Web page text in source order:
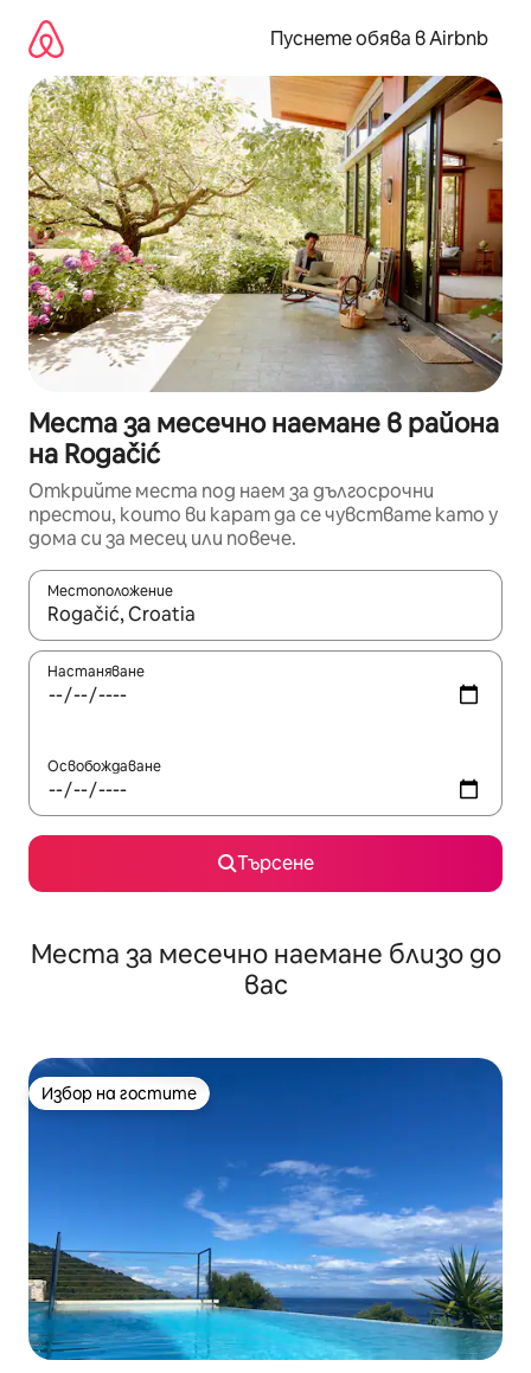
съдържанието
Пуснете обява в Airbnb
Места за месечно наемане в района
на Rogačić
Открийте места под наем за дългосрочни
престои, които ви карат да се чувствате като у
дома си за месец или повече.
Местоположение
Когато резултатите се покажат, използвайте
Настаняване
Освобождаване
Търсене
Места за месечно наемане близо до
вас
Избор на гостите
Избор на гостите